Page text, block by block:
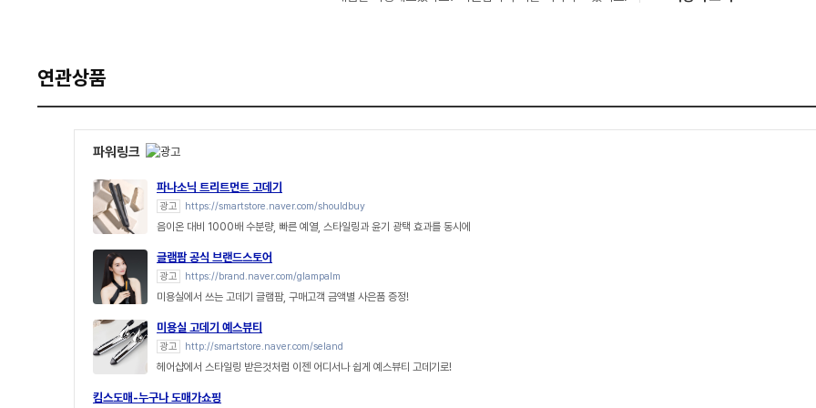
연관상품
파워링크
파나소닉 트리트먼트 고데기
광고 https://smartstore.naver.com/shouldbuy
음이온 대비 1000배 수분량, 빠른 예열, 스타일링과 윤기 광택 효과를 동시에
글램팜 공식 브랜드스토어
광고 https://brand.naver.com/glampalm
미용실에서 쓰는 고데기 글램팜, 구매고객 금액별 사은품 증정!
미용실 고데기 예스뷰티
광고 http://smartstore.naver.com/seland
헤어샵에서 스타일링 받은것처럼 이젠 어디서나 쉽게 예스뷰티 고데기로!
킴스도매-누구나 도매가쇼핑